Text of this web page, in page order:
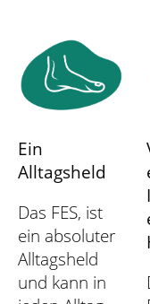
Ein
Alltagsheld
Das FES, ist
ein absoluter
Alltagsheld
und kann in